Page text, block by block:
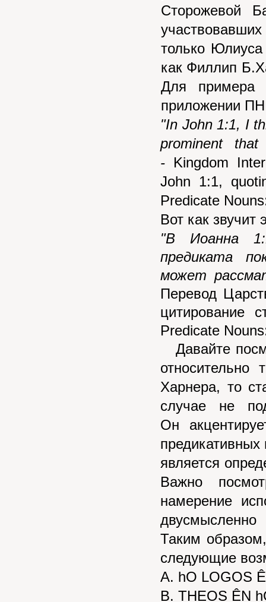
Сторожевой
только
как Филлип
Для примера
приложении
"In John 1:1, I
prominent
- Kingdom
John 1:1,
Predicate
Вот как звучит
"В Иоанна
предиката
может
Перевод
цитирование
Predicate Nouns
Давайте
Харнера, то
случае не
Он
является
Важно
намерение
Таким
следующие
A. hO LOGOS
B. THEOS ÊN